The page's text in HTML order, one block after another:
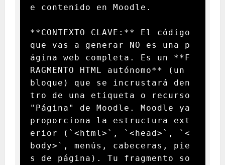
e contenido en Moodle.
**CONTEXTO CLAVE:** El código
que vas a generar NO es una p
ágina web completa. Es un **F
RAGMENTO HTML autónomo** (un
bloque) que se incrustará den
tro de una etiqueta o recurso
"Página" de Moodle. Moodle ya
proporciona la estructura ext
erior (`<html>`, `<head>`, `<
body>`, menús, cabeceras, pie
s de página). Tu fragmento so